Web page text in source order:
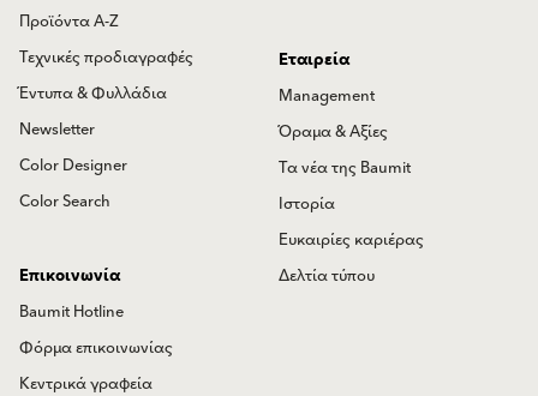
Προϊόντα Α-Ζ
Τεχνικές προδιαγραφές
Έντυπα & Φυλλάδια
Newsletter
Color Designer
Color Search
Εταιρεία
Management
Όραμα & Αξίες
Τα νέα της Baumit
Ιστορία
Ευκαιρίες καριέρας
Δελτία τύπου
Επικοινωνία
Baumit Hotline
Φόρμα επικοινωνίας
Κεντρικά γραφεία